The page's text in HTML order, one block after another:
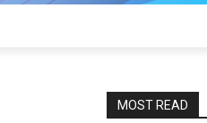
MOST READ